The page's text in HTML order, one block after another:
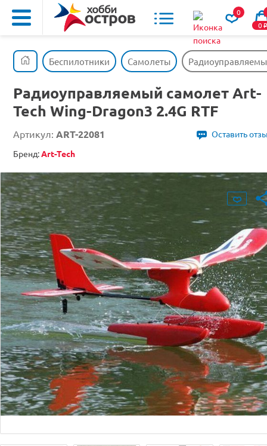
0
0o
Беспилотники Самолеты
Радиоуправляемый самолет Art-
Tech Wing-Dragon3 2.4G RTF
Артикул: ART-22081
Оставить
Бренд:Art-Tech